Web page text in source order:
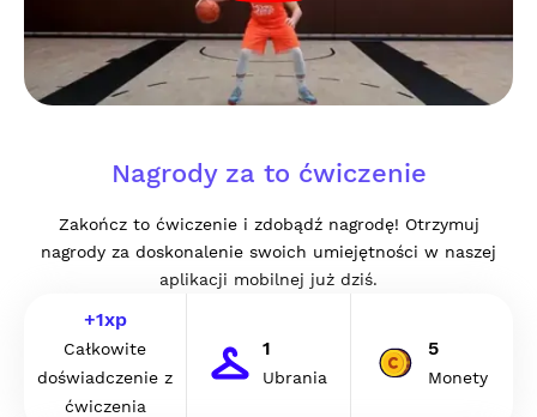
Nagrody za to ćwiczenie
Zakończ to ćwiczenie i zdobądź nagrodę! Otrzymuj
nagrody za doskonalenie swoich umiejętności w naszej
aplikacji mobilnej już dziś.
+1xp
Całkowite
doświadczenie z
ćwiczenia
1
Ubrania
5
Monety